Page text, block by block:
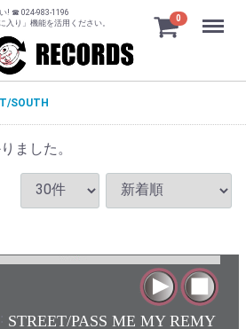
! ☎ 024-983-1196
入り」機能を活用ください。
0 Menu
SOUTH
ました。
: STREET/PASS ME MY REMY